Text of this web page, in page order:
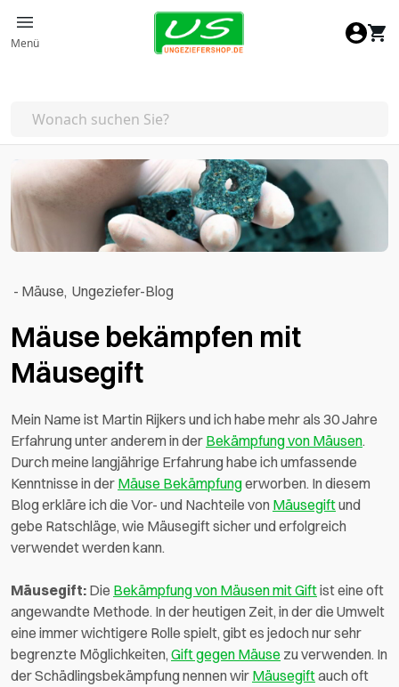
Menü
- Mäuse, Ungeziefer-Blog
Mäuse bekämpfen mit
Mäusegift
Mein Name ist Martin Rijkers und ich habe mehr als 30 Jahre
Erfahrung unter anderem in der Bekämpfung von Mäusen.
Durch meine langjährige Erfahrung habe ich umfassende
Kenntnisse in der Mäuse Bekämpfungerworben. In diesem
Blog erkläre ich die Vor- und Nachteile von Mäusegiftund
gebe Ratschläge, wie Mäusegift sicher und erfolgreich
verwendet werden kann.
Mäusegift: Die Bekämpfung von Mäusen mit Giftist eine oft
angewandte Methode. In der heutigen Zeit, in der die Umwelt
eine immer wichtigere Rolle spielt, gibt es jedoch nur sehr
begrenzte Möglichkeiten, Gift gegen Mäuse zu verwenden. In
der Schädlingsbekämpfung nennen wir Mäusegiftauch oft